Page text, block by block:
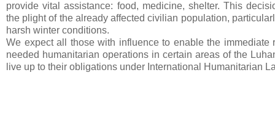
provide vital assistance: food, medicine, shelter. This
the plight of the already affected civilian population,
harsh winter conditions.
We expect all those with influence to enable the immediate
needed humanitarian operations in certain areas of the
live up to their obligations under International Humanitarian